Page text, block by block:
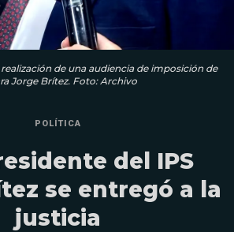
realización de una audiencia de imposición de
Jorge Brítez. Foto: Archivo
POLÍTICA
del IPS
se entregó a la
justicia